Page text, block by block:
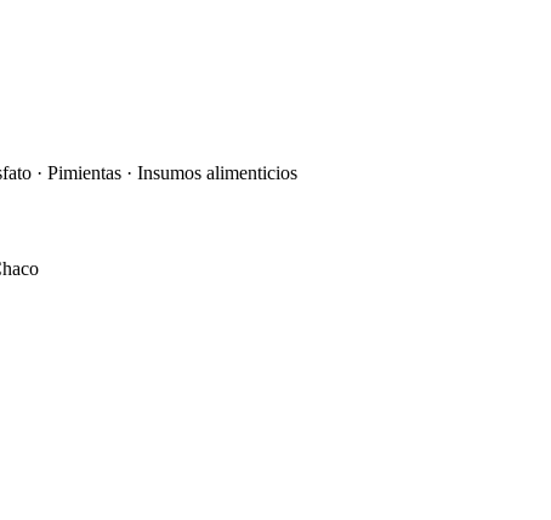
· Pimientas · Insumos alimenticios